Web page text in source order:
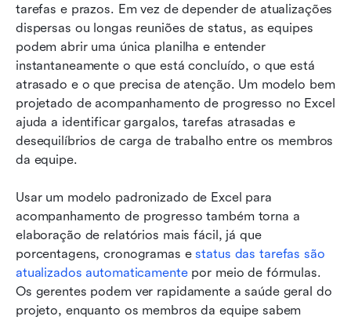
tarefas e prazos. Em vez de depender de atualizações
dispersas ou longas reuniões de status, as equipes
podem abrir uma única planilha e entender
instantaneamente o que está concluído, o que está
atrasado e o que precisa de atenção. Um modelo bem
projetado de acompanhamento de progresso no Excel
ajuda a identificar gargalos, tarefas atrasadas e
desequilíbrios de carga de trabalho entre os membros
da equipe.
Usar um modelo padronizado de Excel para
acompanhamento de progresso também torna a
elaboração de relatórios mais fácil, já que
porcentagens, cronogramas e status das tarefas são
atualizados automaticamente por meio de fórmulas.
Os gerentes podem ver rapidamente a saúde geral do
projeto, enquanto os membros da equipe sabem